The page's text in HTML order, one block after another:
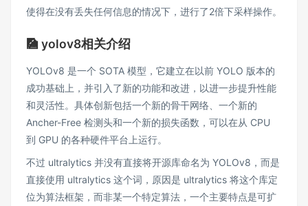
使得在没有丢失任何信息的情况下，进行了2倍下采样操作。
🎑 yolov8相关介绍
YOLOv8 是一个 SOTA 模型，它建立在以前 YOLO 版本的
成功基础上，并引入了新的功能和改进，以进一步提升性能
和灵活性。具体创新包括一个新的骨干网络、一个新的
Ancher-Free 检测头和一个新的损失函数，可以在从 CPU
到 GPU 的各种硬件平台上运行。
不过 ultralytics 并没有直接将开源库命名为 YOLOv8，而是
直接使用 ultralytics 这个词，原因是 ultralytics 将这个库定
位为算法框架，而非某一个特定算法，一个主要特点是可扩